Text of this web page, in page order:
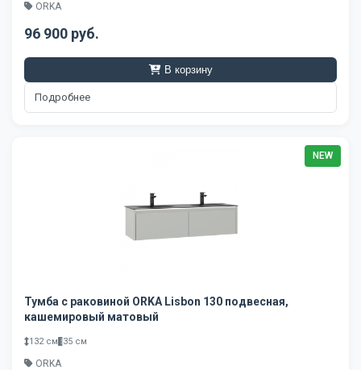
ORKA
96 900 руб.
В корзину
Подробнее
NEW
Тумба с раковиной ORKA Lisbon 130 подвесная,
кашемировый матовый
132 см 35 см
ORKA